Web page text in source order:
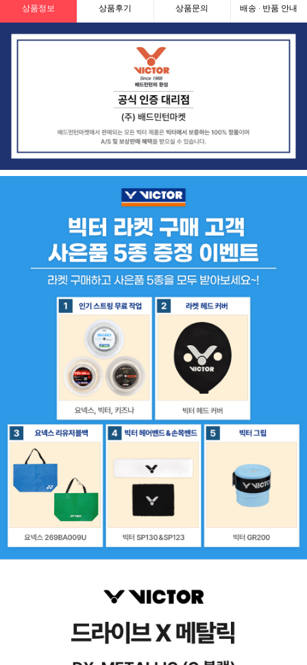
상품정보 상품후기 상품문의 배송 · 반품 안내